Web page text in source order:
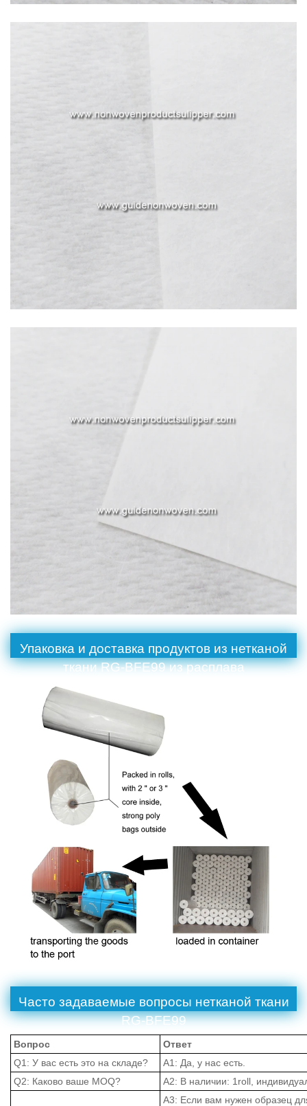
Упаковка и доставка продуктов из нетканой
ткани RG-BFE99 из расплава
Часто задаваемые вопросы нетканой ткани
RG-BFE99
Вопрос
Ответ
Q1: У вас есть это на складе?
A1: Да, у нас есть.
Q2: Каково ваше MOQ?
A2: В наличии: 1roll,
A3: Если вам нужен образец